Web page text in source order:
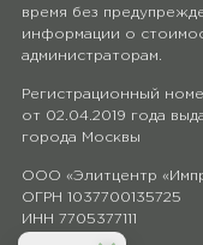
время без
информации о
администраторам.
Регистрационный
от 02.04.2019 года
города Москвы
ООО «Элитцентр
ОГРН 1037700135725
ИНН 7705377111